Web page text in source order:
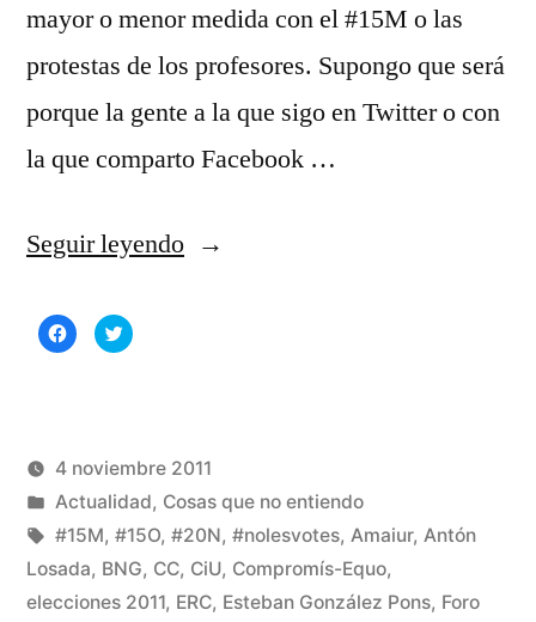
mayor o menor medida con el #15M o las
protestas de los profesores. Supongo que será
porque la gente a la que sigo en Twitter o con
la que comparto Facebook …
Seguir leyendo«Encuesta
personal»
Haz
clic
ventana
Haz
clic
una
ventana
Publicado
por
Manuel
Rivas
Álvarez
4 noviembre 2011
Publicado
en
Actualidad, Cosas que no entiendo
Etiquetas:
#15M, #15O, #20N, #nolesvotes, Amaiur, Antón
Losada, BNG, CC, CiU, Compromís-Equo,
elecciones 2011, ERC, Esteban González Pons, Foro